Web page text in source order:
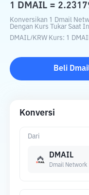
1 DMAIL =
Konversikan 1 Dmail
Dengan Kurs Tukar Saat
DMAIL/KRW Kurs: 1
Beli
Konversi
Dari
DMAIL
Dmail Network